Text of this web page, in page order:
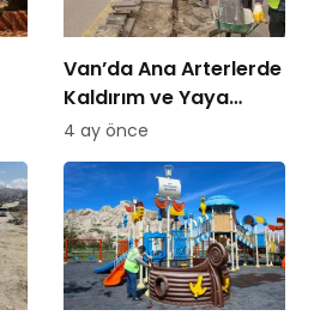
Van’da Ana Arterlerde
Kaldırım ve Yaya
Yolları Yenileniyor
4 ay önce